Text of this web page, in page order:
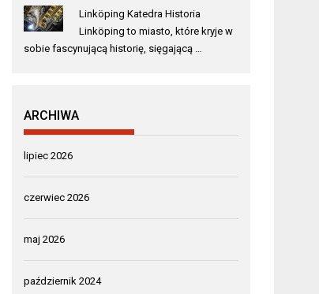
Linköping Katedra Historia
Linköping to miasto, które kryje w
sobie fascynującą historię, sięgającą …
ARCHIWA
lipiec 2026
czerwiec 2026
maj 2026
październik 2024